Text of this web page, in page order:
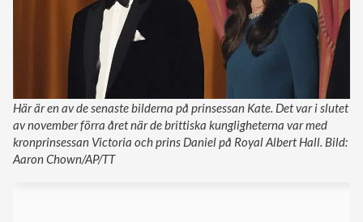
Här är en av de senaste bilderna på prinsessan Kate. Det var i slutet
av november förra året när de brittiska kungligheterna var med
kronprinsessan Victoria och prins Daniel på Royal Albert Hall. Bild:
Aaron Chown/AP/TT